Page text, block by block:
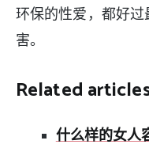
环保的性爱，都好
害。
Related
什么样的女人